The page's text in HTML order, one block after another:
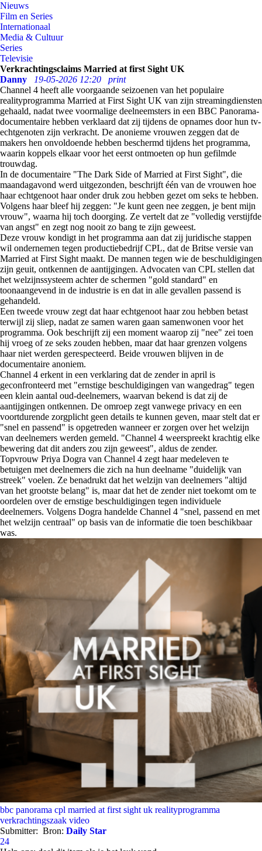
Nieuws
Film en Series
Internationaal
Media & Cultuur
Series
Televisie
Verkrachtingsclaims Married at first Sight UK
Danny
19-05-2026 12:20
print
Channel 4 heeft alle voorgaande seizoenen van het populaire
realityprogramma Married at First Sight UK van zijn streamingdiensten
gehaald, nadat twee voormalige deelneemsters in een BBC Panorama-
documentaire hebben verklaard dat zij tijdens de opnames door hun tv-
echtgenoten zijn verkracht. De anonieme vrouwen zeggen dat de
makers hen onvoldoende hebben beschermd tijdens het programma,
waarin koppels elkaar voor het eerst ontmoeten op hun gefilmde
trouwdag.
In de documentaire "The Dark Side of Married at First Sight", die
maandagavond werd uitgezonden, beschrijft één van de vrouwen hoe
haar echtgenoot haar onder druk zou hebben gezet om seks te hebben.
Volgens haar bleef hij zeggen: "Je kunt geen nee zeggen, je bent mijn
vrouw", waarna hij toch doorging. Ze vertelt dat ze "volledig verstijfde
van angst" en zegt nog nooit zo bang te zijn geweest.
Deze vrouw kondigt in het programma aan dat zij juridische stappen
wil ondernemen tegen productiebedrijf CPL, dat de Britse versie van
Married at First Sight maakt. De mannen tegen wie de beschuldigingen
zijn geuit, ontkennen de aantijgingen. Advocaten van CPL stellen dat
het welzijnssysteem achter de schermen "gold standard" en
toonaangevend in de industrie is en dat in alle gevallen passend is
gehandeld.
Een tweede vrouw zegt dat haar echtgenoot haar zou hebben betast
terwijl zij sliep, nadat ze samen waren gaan samenwonen voor het
programma. Ook beschrijft zij een moment waarop zij "nee" zei toen
hij vroeg of ze seks zouden hebben, maar dat haar grenzen volgens
haar niet werden gerespecteerd. Beide vrouwen blijven in de
documentaire anoniem.
Channel 4 erkent in een verklaring dat de zender in april is
geconfronteerd met "ernstige beschuldigingen van wangedrag" tegen
een klein aantal oud-deelnemers, waarvan bekend is dat zij de
aantijgingen ontkennen. De omroep zegt vanwege privacy en een
voortdurende zorgplicht geen details te kunnen geven, maar stelt dat er
"snel en passend" is opgetreden wanneer er zorgen over het welzijn
van deelnemers werden gemeld. "Channel 4 weerspreekt krachtig elke
bewering dat dit anders zou zijn geweest", aldus de zender.
Topvrouw Priya Dogra van Channel 4 zegt haar medeleven te
betuigen met deelnemers die zich na hun deelname "duidelijk van
streek" voelen. Ze benadrukt dat het welzijn van deelnemers "altijd
van het grootste belang" is, maar dat het de zender niet toekomt om te
oordelen over de ernstige beschuldigingen tegen individuele
deelnemers. Volgens Dogra handelde Channel 4 "snel, passend en met
het welzijn centraal" op basis van de informatie die toen beschikbaar
was.
bbc panorama cpl married at first sight uk realityprogramma
verkrachtingszaak video
Submitter: Bron: Daily Star
24